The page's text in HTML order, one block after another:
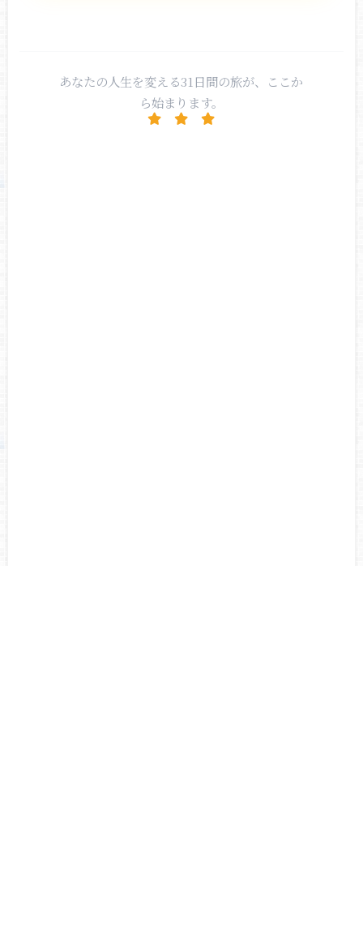
あなたの人生を変える31日間の旅が、ここか
ら始まります。